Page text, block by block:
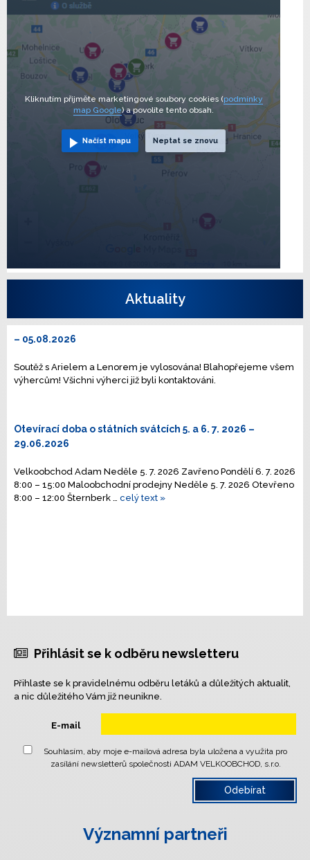
Kliknutím přijměte marketingové soubory cookies (podmínky
map Google) a povolíte tento obsah.
Načíst mapu Neptat se znovu
Aktuality
– 05.08.2026
Soutěž s Arielem a Lenorem je vylosována! Blahopřejeme všem
výhercům! Všichni výherci již byli kontaktováni.
Otevírací doba o státních svátcích 5. a 6. 7. 2026 –
29.06.2026
Velkoobchod Adam Neděle 5. 7. 2026 Zavřeno Pondělí 6. 7. 2026
8:00 – 15:00 Maloobchodní prodejny Neděle 5. 7. 2026 Otevřeno
8:00 – 12:00 Šternberk … celý text »
Přihlásit se k odběru newsletteru
Přihlaste se k pravidelnému odběru letáků a důležitých aktualit,
a nic důležitého Vám již neunikne.
E-mail
Souhlasím, aby moje e-mailová adresa byla uložena a využita pro
zasílání newsletterů společnosti ADAM VELKOOBCHOD, s.r.o.
Významní partneři